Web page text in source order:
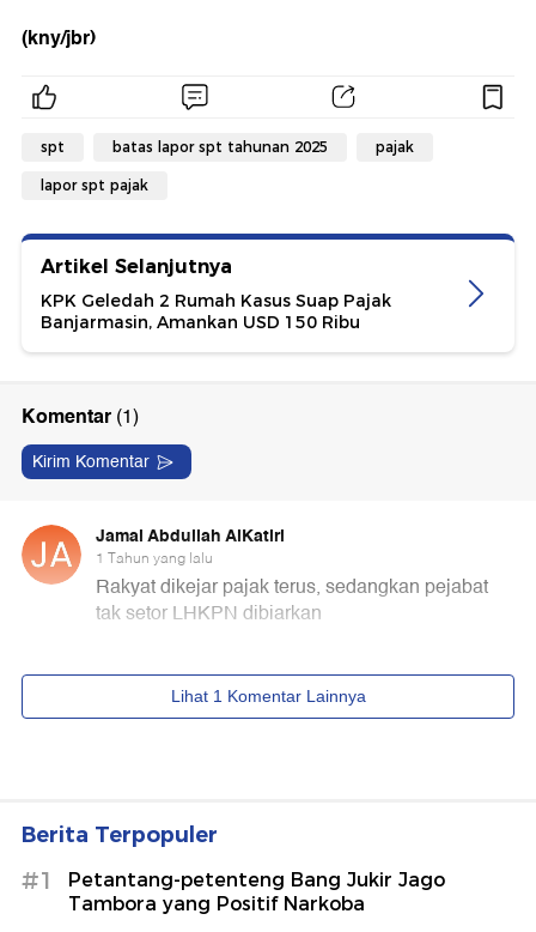
(kny/jbr)
spt batas lapor spt tahunan 2025 pajak
lapor spt pajak
Artikel Selanjutnya
KPK Geledah 2 Rumah Kasus Suap Pajak
Banjarmasin, Amankan USD 150 Ribu
Berita Terpopuler
#1
Petantang-petenteng Bang Jukir Jago
Tambora yang Positif Narkoba